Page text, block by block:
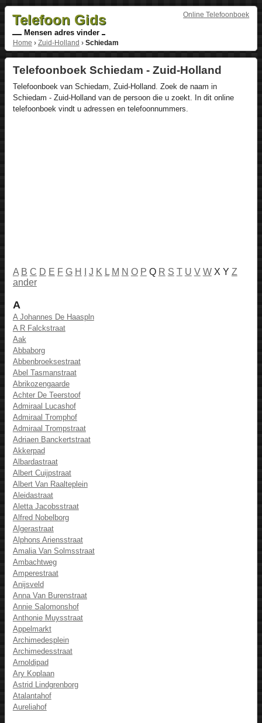
Online Telefoonboek
Telefoon Gids
Mensen adres vinder
Home › Zuid-Holland › Schiedam
Telefoonboek Schiedam - Zuid-Holland
Telefoonboek van Schiedam, Zuid-Holland. Zoek de naam in
Schiedam - Zuid-Holland van de persoon die u zoekt. In dit online
telefoonboek vindt u adressen en telefoonnummers.
A B C D E F G H J K L M N O P Q R S T U V WX Y Z
ander
A
A Johannes De Haaspln
A R Falckstraat
Aak
Abbaborg
Abbenbroeksestraat
Abel Tasmanstraat
Abrikozengaarde
Achter De Teerstoof
Admiraal Lucashof
Admiraal Tromphof
Admiraal Trompstraat
Adriaen Banckertstraat
Akkerpad
Albardastraat
Albert Cuijpstraat
Albert Van Raalteplein
Aleidastraat
Aletta Jacobsstraat
Alfred Nobelborg
Algerastraat
Alphons Ariensstraat
Amalia Van Solmsstraat
Ambachtweg
Amperestraat
Anijsveld
Anna Van Burenstraat
Annie Salomonshof
Anthonie Muysstraat
Appelmarkt
Archimedesplein
Archimedesstraat
Arnoldipad
Ary Koplaan
Astrid Lindgrenborg
Atalantahof
Aureliahof